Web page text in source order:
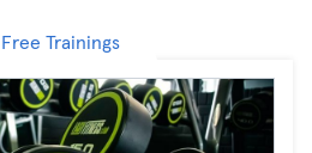
Free Trainings